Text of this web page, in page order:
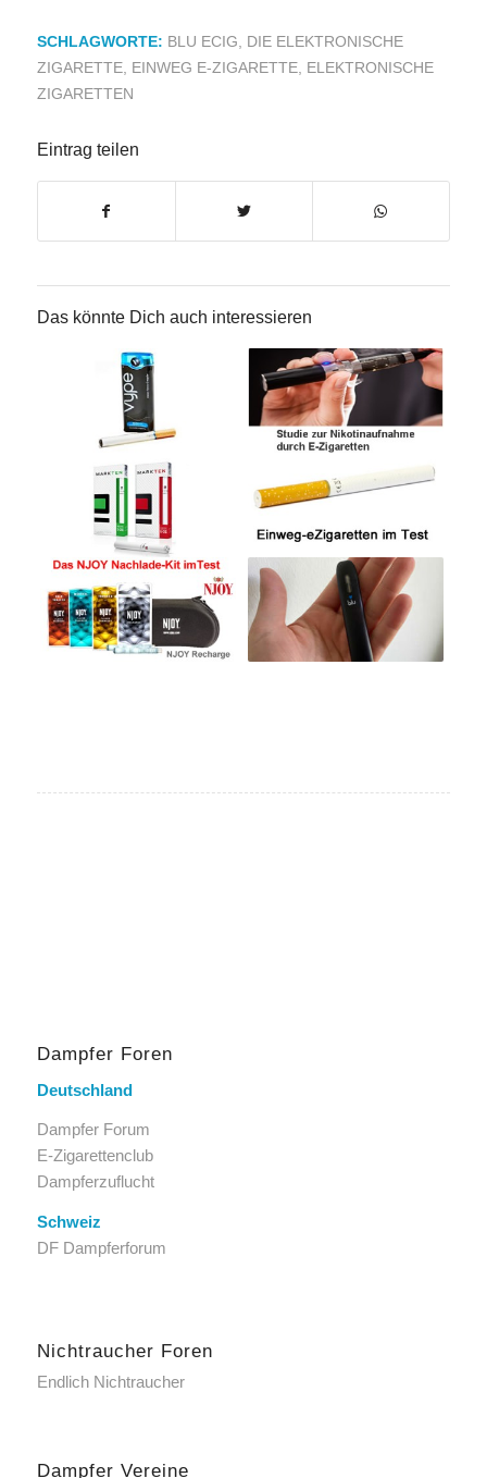
SCHLAGWORTE: BLU ECIG
DIE ELEKTRONISCHE
ZIGARETTE, EINWEG E-ZIGARETTE,
ELEKTRONISCHE
ZIGARETTEN
Eintrag teilen
Das könnte Dich auch interessieren
Dampfer Foren
Deutschland
Dampfer Forum
E-Zigarettenclub
Dampferzuflucht
Schweiz
DF Dampferforum
Nichtraucher Foren
Endlich Nichtraucher
Dampfer Vereine